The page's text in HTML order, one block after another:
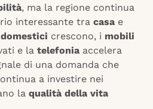
, ma la regione continua
interessante tra casa e
crescono, i mobili
e la telefonia accelera
di una domanda che
a investire nei
la qualità della vita